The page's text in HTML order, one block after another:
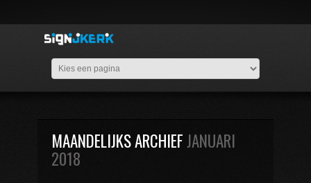
MAANDELIJKS ARCHIEFJANUARI
2018